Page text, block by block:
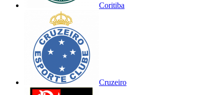
Coritiba
Cruzeiro